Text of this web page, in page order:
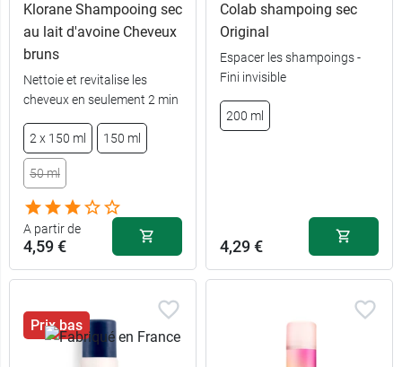
150 ml
2 x 150 ml
Klorane Shampooing sec
au lait d'avoine Cheveux
bruns
Nettoie et revitalise les
cheveux en seulement 2 min
2 x 150 ml 150 ml
50 ml
A partir de
4,59 €
Colab shampoing sec
Original
Espacer les shampoings -
Fini invisible
200 ml
4,29 €
Prix bas